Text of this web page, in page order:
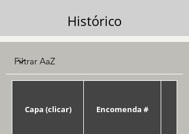
Histórico
Capa (clicar) Encomenda #